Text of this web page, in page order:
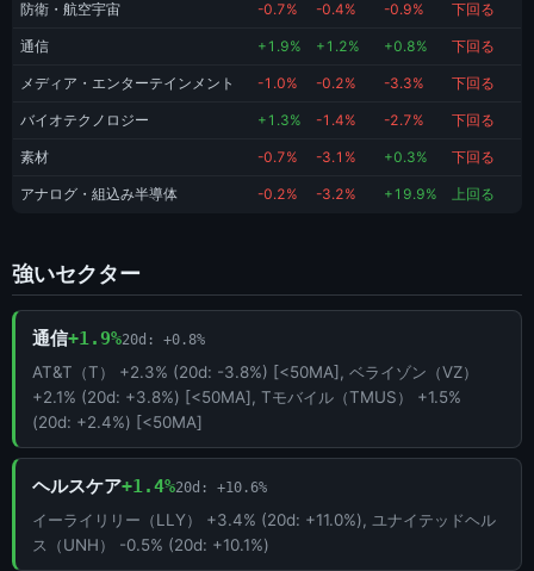
防衛・航空宇宙 -0.7% -0.4% -0.9% 下回る
通信 +1.9% +1.2% +0.8% 下回る
メディア・エンターテインメント -1.0% -0.2% -3.3% 下回る
バイオテクノロジー +1.3% -1.4% -2.7% 下回る
素材 -0.7% -3.1% +0.3% 下回る
アナログ・組込み半導体 -0.2% -3.2% +19.9% 上回る
強いセクター
通信+1.9%20d: +0.8%
AT&T（T） +2.3% (20d: -3.8%) [<50MA], ベライゾン（VZ）
+2.1% (20d: +3.8%) [<50MA], Tモバイル（TMUS） +1.5%
(20d: +2.4%) [<50MA]
ヘルスケア+1.4%20d: +10.6%
イーライリリー（LLY） +3.4% (20d: +11.0%), ユナイテッドヘル
ス（UNH） -0.5% (20d: +10.1%)